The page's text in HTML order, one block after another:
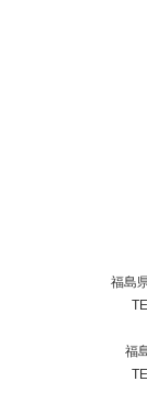
福島
福